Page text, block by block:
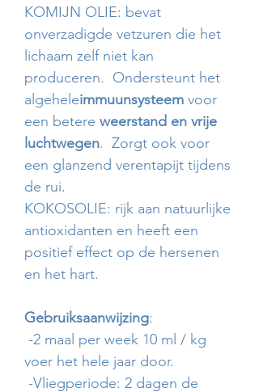
KOMIJN OLIE: bevat
onverzadigde vetzuren die het
lichaam zelf niet kan
produceren. Ondersteunt het
algeheleimmuunsysteem voor
een betere weerstand en vrije
luchtwegen. Zorgt ook voor
een glanzend verentapijt tijdens
de rui.
KOKOSOLIE: rijk aan natuurlijke
antioxidanten en heeft een
positief effect op de hersenen
en het hart.
Gebruiksaanwijzing:
-2 maal per week 10 ml / kg
voer het hele jaar door.
-Vliegperiode: 2 dagen de